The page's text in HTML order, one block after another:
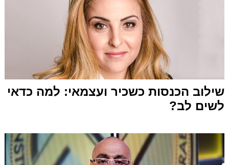
שילוב הכנסות כשכיר ועצמאי: למה כדאי
לשים לב?